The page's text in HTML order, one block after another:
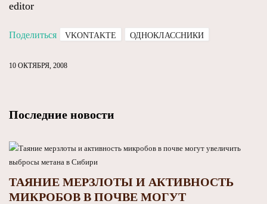
editor
Поделиться VKONTAKTE ОДНОКЛАССНИКИ
10 ОКТЯБРЯ, 2008
Последние новости
ТАЯНИЕ МЕРЗЛОТЫ И АКТИВНОСТЬ
МИКРОБОВ В ПОЧВЕ МОГУТ